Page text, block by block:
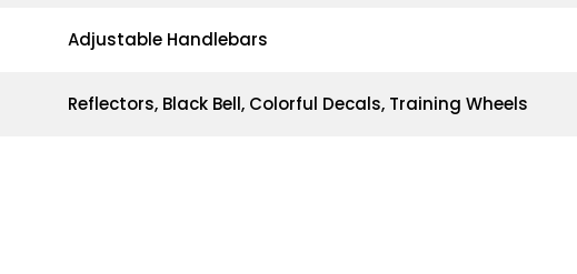
Adjustable Handlebars
Reflectors, Black Bell, Colorful Decals, Training Wheels